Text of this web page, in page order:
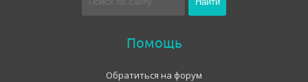
Помощь
Обратиться на форум